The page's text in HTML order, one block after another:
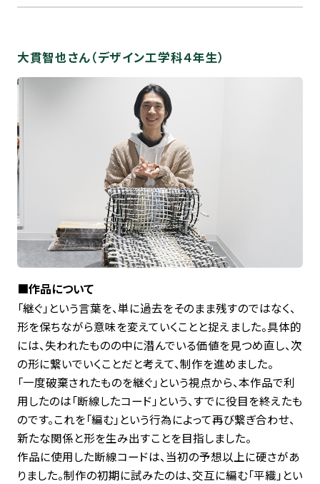
大貫智也さん（デザイン工学科４年生）
■作品について
「継ぐ」という言葉を、単に過去をそのまま残すのではなく、
形を保ちながら意味を変えていくことと捉えました。具体的
には、失われたものの中に潜んでいる価値を見つめ直し、次
の形に繋いでいくことだと考えて、制作を進めました。
「一度破棄されたものを継ぐ」という視点から、本作品で利
用したのは「断線したコード」という、すでに役目を終えたも
のです。これを「編む」という行為によって再び繋ぎ合わせ、
新たな関係と形を生み出すことを目指しました。
作品に使用した断線コードは、当初の予想以上に硬さがあ
りました。制作の初期に試みたのは、交互に編む「平織」とい